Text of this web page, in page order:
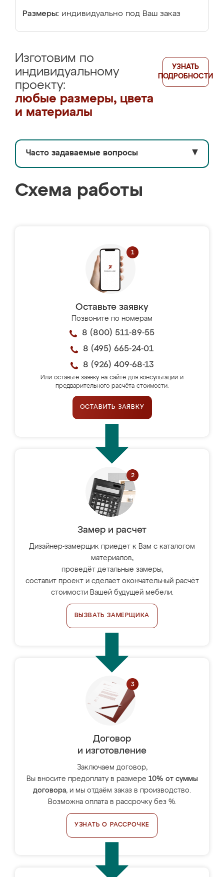
Размеры: индивидуально под Ваш заказ
Изготовим по
индивидуальному
проекту:
любые размеры, цвета
и материалы
УЗНАТЬ
ПОДРОБНОСТИ
Часто задаваемые вопросы ▼
Схема работы
Оставьте заявку
Позвоните по номерам
8 (800) 511-89-55
8 (495) 665-24-01
8 (926) 409-68-13
Или оставьте заявку на сайте для консультации и
предварительного расчёта стоимости.
ОСТАВИТЬ ЗАЯВКУ
Замер и расчет
Дизайнер-замерщик приедет к Вам с каталогом
материалов,
проведёт детальные замеры,
составит проект и сделает окончательный расчёт
стоимости Вашей будущей мебели.
ВЫЗВАТЬ ЗАМЕРЩИКА
Договор
и изготовление
Заключаем договор,
Вы вносите предоплату в размере 10% от суммы
договора, и мы отдаём заказ в производство.
Возможна оплата в рассрочку без %.
УЗНАТЬ О РАССРОЧКЕ